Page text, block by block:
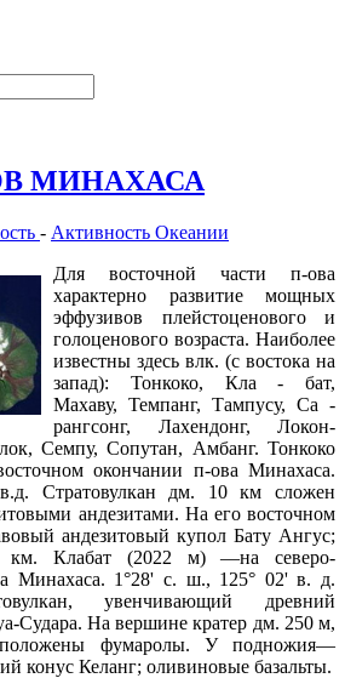
МИНАХАСА
- Активность Океании
Для восточной части п-ова
характерно развитие мощных
эффузивов плейстоценового и
голоценового возраста. Наиболее
известны здесь влк. (с востока на
запад): Тонкоко, Кла - бат,
Махаву, Темпанг, Тампусу, Са -
рангсонг, Лахендонг, Локон-
Семпу, Сопутан, Амбанг. Тонкоко
окончании п-ова Минахаса.
Стратовулкан дм. 10 км сложен
андезитами. На его восточном
андезитовый купол Бату Ангус;
км. Клабат (2022 м) —на северо-
Минахаса. 1°28' с. ш., 125° 02' в. д.
увенчивающий древний
Судара. На вершине кратер дм. 250 м,
фумаролы. У подножия—
конус Келанг; оливиновые базальты.